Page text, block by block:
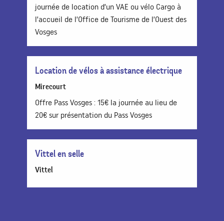
journée de location d’un VAE ou vélo Cargo à
l’accueil de l’Office de Tourisme de l’Ouest des
Vosges
Location de vélos à assistance électrique
Mirecourt
Offre Pass Vosges : 15€ la journée au lieu de
20€ sur présentation du Pass Vosges
Vittel en selle
Vittel